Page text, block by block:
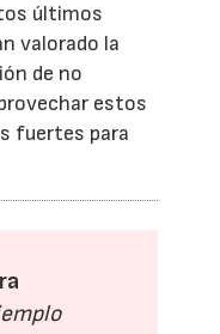
últimos
valorado la
de no
estos
fuertes para